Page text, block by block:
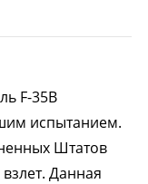
F-35B
испытанием.
Штатов
Данная